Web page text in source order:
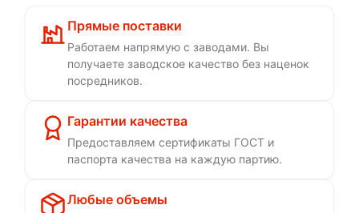
Прямые поставки
Работаем напрямую с заводами. Вы
получаете заводское качество без наценок
посредников.
Гарантии качества
Предоставляем сертификаты ГОСТ и
паспорта качества на каждую партию.
Любые объемы